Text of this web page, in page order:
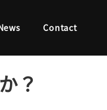
Contact
？